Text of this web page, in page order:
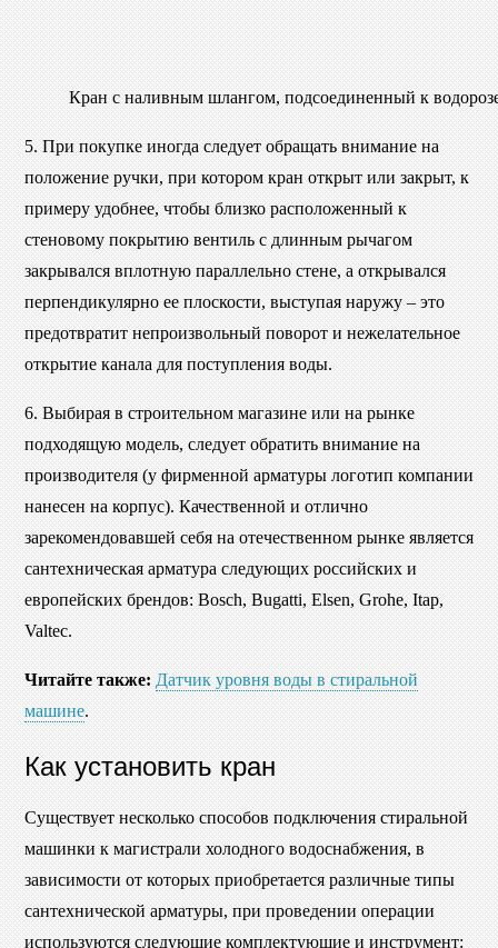
Кран с наливным шлангом, подсоединенный к
5. При покупке иногда следует обращать внимание на
положение ручки, при котором кран открыт или закрыт, к
примеру удобнее, чтобы близко расположенный к
стеновому покрытию вентиль с длинным рычагом
закрывался вплотную параллельно стене, а открывался
перпендикулярно ее плоскости, выступая наружу – это
предотвратит непроизвольный поворот и нежелательное
открытие канала для поступления воды.
6. Выбирая в строительном магазине или на рынке
подходящую модель, следует обратить внимание на
производителя (у фирменной арматуры логотип компании
нанесен на корпус). Качественной и отлично
зарекомендовавшей себя на отечественном рынке является
сантехническая арматура следующих российских и
европейских брендов: Bosch, Bugatti, Elsen, Grohe, Itap,
Valtec.
Читайте также: Датчик уровня воды в стиральной
машине.
Как установить кран
Существует несколько способов подключения стиральной
машинки к магистрали холодного водоснабжения, в
зависимости от которых приобретается различные типы
сантехнической арматуры, при проведении операции
используются следующие комплектующие и инструмент: